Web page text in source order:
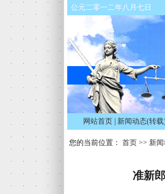
公元二零一二年八月七日
网站首页 新闻动态(转载
您的当前位置： 首页 >> 新
准新